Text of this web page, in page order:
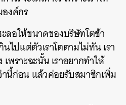
งค์กร
ลอให้ขนาดของบริษัทโตช้า
ไปแต่ตัวเราโตตามไม่ทัน เรา
พราะฉะนั้น เราอยากทำให้
นี้ก่อน แล้วค่อยรับสมาชิกเพิ่ม